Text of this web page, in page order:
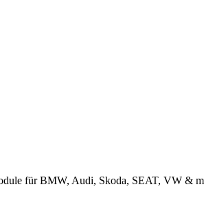
für BMW, Audi, Skoda, SEAT, VW &